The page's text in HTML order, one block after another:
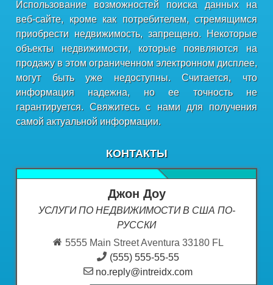
Использование возможностей поиска данных на
веб-сайте, кроме как потребителем, стремящимся
приобрести недвижимость, запрещено. Некоторые
объекты недвижимости, которые появляются на
продажу в этом ограниченном электронном дисплее,
могут быть уже недоступны. Считается, что
информация надежна, но ее точность не
гарантируется. Свяжитесь с нами для получения
самой актуальной информации.
КОНТАКТЫ
Джон Доу
УСЛУГИ ПО НЕДВИЖИМОСТИ В США ПО-
РУССКИ
5555 Main Street Aventura 33180 FL
(555) 555-55-55
no.reply@intreidx.com